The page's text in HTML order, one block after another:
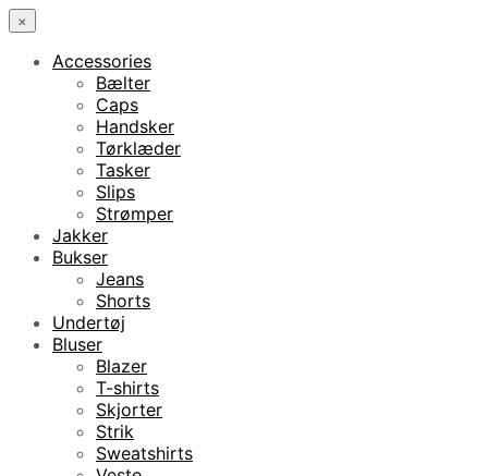
×
Accessories
Bælter
Caps
Handsker
Tørklæder
Tasker
Slips
Strømper
Jakker
Bukser
Jeans
Shorts
Undertøj
Bluser
Blazer
T-shirts
Skjorter
Strik
Sweatshirts